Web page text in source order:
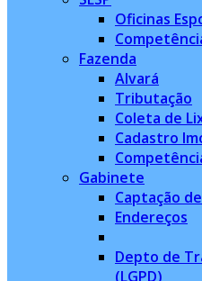
Oficinas
Fazenda
Alvará
Tributação
Coleta de
Cadastro
Gabinete
Captação
Endereços
Depto de
(LGPD)